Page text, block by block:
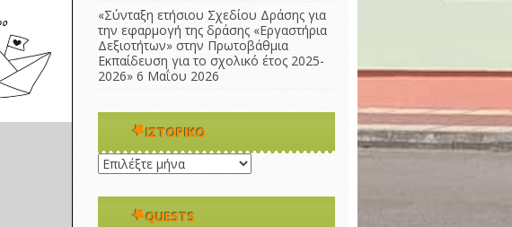
«Σύνταξη ετήσιου Σχεδίου Δράσης για
την εφαρμογή της δράσης «Εργαστήρια
Δεξιοτήτων» στην Πρωτοβάθμια
Εκπαίδευση για το σχολικό έτος 2025-
2026» 6 Μαΐου 2026
ΙΣΤΟΡΙΚΌ
Ιστορικό
QUESTS